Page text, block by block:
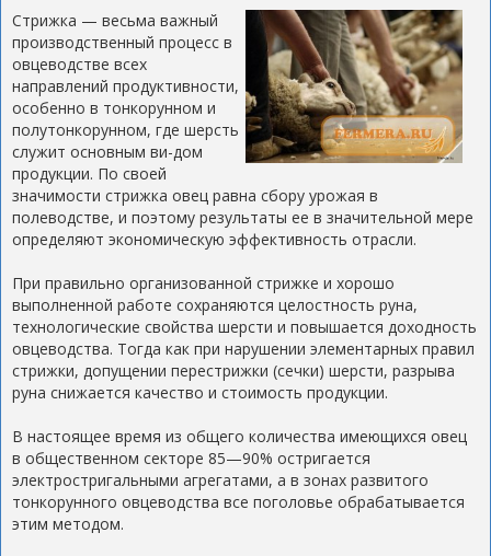
Стрижка — весьма важный
производственный процесс в
овцеводстве всех
направлений продуктивности,
особенно в тонкорунном и
полутонкорунном, где шерсть
служит основным ви-дом
продукции. По своей
значимости стрижка овец равна сбору урожая в
полеводстве, и поэтому результаты ее в значительной мере
определяют экономическую эффективность отрасли.
При правильно организованной стрижке и хорошо
выполненной работе сохраняются целостность руна,
технологические свойства шерсти и повышается доходность
овцеводства. Тогда как при нарушении элементарных правил
стрижки, допущении перестрижки (сечки) шерсти, разрыва
руна снижается качество и стоимость продукции.
В настоящее время из общего количества имеющихся овец
в общественном секторе 85—90% остригается
электростригальными агрегатами, а в зонах развитого
тонкорунного овцеводства все поголовье обрабатывается
этим методом.